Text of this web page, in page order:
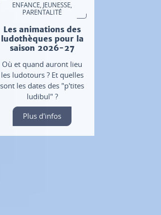
ENFANCE, JEUNESSE,
PARENTALITÉ
Les animations des
ludothèques pour la
saison 2026-27
Où et quand auront lieu
les ludotours ? Et quelles
sont les dates des "p'tites
ludibul" ?
Plus d'infos